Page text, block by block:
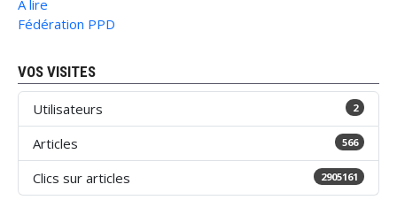
A lire
Fédération PPD
VOS VISITES
Utilisateurs 2
Articles 566
Clics sur articles 2905161